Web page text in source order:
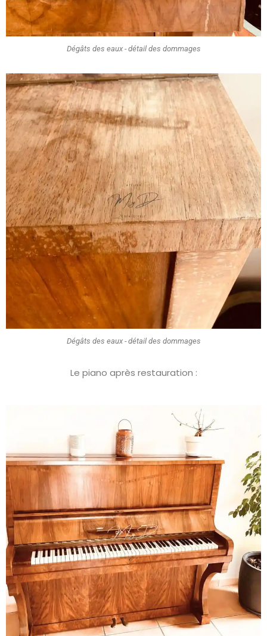
Dégâts des eaux - détail des dommages
Dégâts des eaux - détail des dommages
Le piano après restauration :